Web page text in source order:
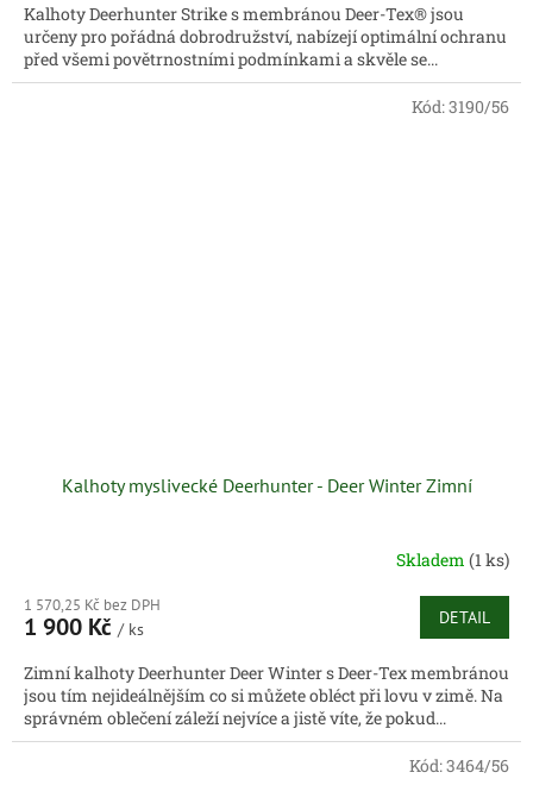
Kalhoty Deerhunter Strike s membránou Deer-Tex® jsou
určeny pro pořádná dobrodružství, nabízejí optimální ochranu
před všemi povětrnostními podmínkami a skvěle se...
Kalhoty myslivecké Deerhunter - Deer Winter Zimní
Skladem (1 ks)
1 570,25 Kč bez DPH
1 900 Kč / ks
DETAIL
Zimní kalhoty Deerhunter Deer Winter s Deer-Tex membránou
jsou tím nejideálnějším co si můžete obléct při lovu v zimě. Na
správném oblečení záleží nejvíce a jistě víte, že pokud...
Kód:3190/56
Kód:3464/56